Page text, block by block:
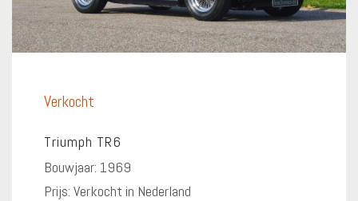
Verkocht
Triumph TR6
Bouwjaar: 1969
Prijs: Verkocht in Nederland